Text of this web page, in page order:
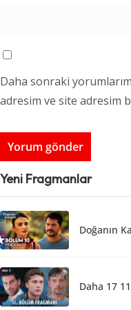
Daha sonraki
adresim ve site adresim
Yeni Fragmanlar
Doğanın
Daha 17